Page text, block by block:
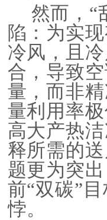
然而， “
陷：为实
冷风，且
合，导致
量，而非
量利用率
高大产热
释所需的
题更为突
前“双碳”
悖。